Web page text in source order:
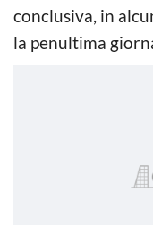
conclusiva, in
la penultima